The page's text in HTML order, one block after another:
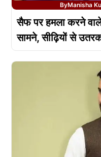
ByManisha
सैफ पर हमला करने
सामने, सीढ़ियों से